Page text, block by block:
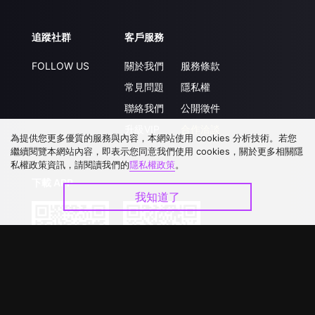
追蹤社群
FOLLOW US
客戶服務
關於我們
常見問題
聯絡我們
服務條款
隱私權
公開徵件
下載 APP
為提供您更多優質的服務與內容，本網站使用 cookies 分析技術。若您
繼續閱覽本網站內容，即表示您同意我們使用 cookies，關於更多相關隱
私權政策資訊，請閱讀我們的隱私權政策。
我知道了